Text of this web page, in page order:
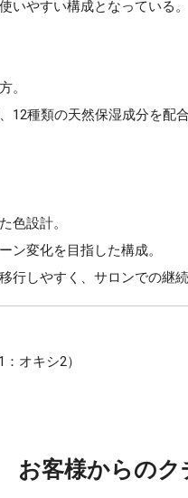
いやすい構成となっている。
。
種類の天然保湿成分を配合
色設計。
ン変化を目指した構成。
しやすく、サロンでの継
オキシ2）
お客様からのク